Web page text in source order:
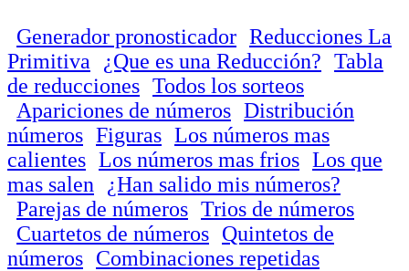
Generador pronosticador Reducciones La
Primitiva
¿Que es una Reducción? Tabla
de reducciones Todos los sorteos
Apariciones de números Distribución
números Figuras Los números mas
calientes Los números mas frios Los que
mas salen
¿Han salido mis números?
Parejas de números Trios de números
Cuartetos de números Quintetos de
números Combinaciones repetidas